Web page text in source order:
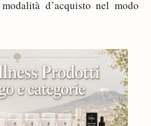
d’acquisto nel modo